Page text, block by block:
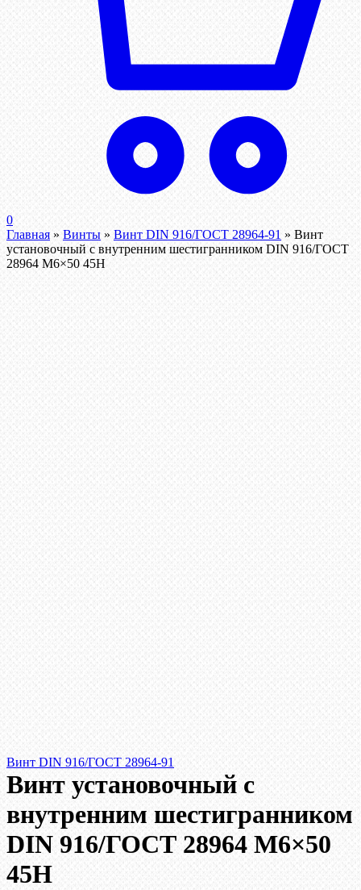
0
Главная » Винты » Винт DIN 916/ГОСТ 28964-91 » Винт
установочный с внутренним шестигранником DIN 916/ГОСТ
28964 М6×50 45Н
Винт DIN 916/ГОСТ 28964-91
Винт установочный с
внутренним шестигранником
DIN 916/ГОСТ 28964 М6×50
45Н